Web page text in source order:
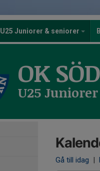
U25 Juniorer & seniorer
OK
U25
Gå till idag |